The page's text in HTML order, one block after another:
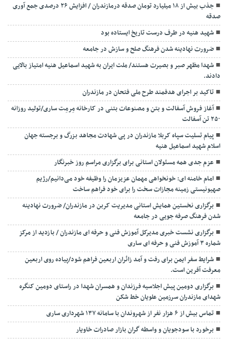
جذب بیش از ۱۸ میلیارد تومان صدقه درمازندران / افزایش ۲۶ درصدی جمع آوری
صدقه
شهید هنیه در طرف درست تاریخ ایستاده بود
ضرورت نهادینه شدن فرهنگ صلح و سازش در جامعه
شهدا مظهر صبر و بصیرت هستند/ ملت ایران به شهید اسماعیل هنیه امتیاز بالایی
دادند.
تاکید بر اجرای هدفمند طرح ملی فتحان در مازندران
آغاز فروش آسفالت و بتن و مصنوعات بتنی در کارخانه مِرمِت ساری/تولید روزانه
۲۵۰ تن آسفالت
پیام تسلیت سپاه کربلا مازندران در پی شهادت مجاهد بزرگ و برجسته جهان
اسلام شهید اسماعیل هنیه
عزم جدی همه مسئولان استانی برای برگزاری مراسم روز خبرنگار
امام خامنه ای: خونخواهی مهمان عزیزمان را وظیفه خود می‌دانیم/رژیم
صهیونیستی زمینه مجازات سخت را برای خود فراهم ساخت
برگزاری نخستین همایش استانی مدیریت کربن در مازندران/ ضرورت نهادینه
شدن فرهنگ صرفه جویی در جامعه
برگزاری نشست خبری مدیرکل آموزش فنی و حرفه ای مازندران / بازدید از مرکز
شماره ۳ آموزش فنی و حرفه ای ساری
شرایط سفر ایمن برای رفت و آمد زائران اربعین فراهم شود/پیاده روی اربعین
معرفت آفرین است.
برگزاری دومین پیش اجلاسیه فرزندان و همسران شهدا در راستای دومین کنگره
شهدای مازندران سرزمین علویان خط شکن
تماس بیش از ۶ هزار نفر از شهروندان با سامانه ۱۳۷ شهرداری ساری
برخورد با سودجویان و واسطه گران بازار صادرات خاویار